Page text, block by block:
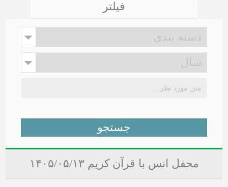
فیلتر
محفل انس با قرآن کریم ۱۴۰۵/۰۵/۱۳